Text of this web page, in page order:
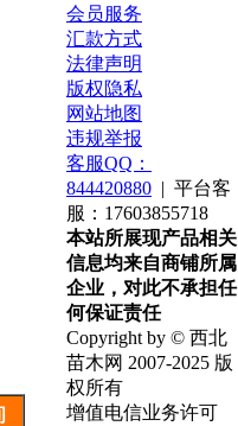
会员服务
汇款方式
法律声明
版权隐私
网站地图
违规举报
客服QQ：
844420880 | 平台客
服：17603855718
本站所展现产品相关
信息均来自商铺所属
企业，对此不承担任
何保证责任
Copyright by © 西北
苗木网 2007-2025 版
权所有
增值电信业务许可